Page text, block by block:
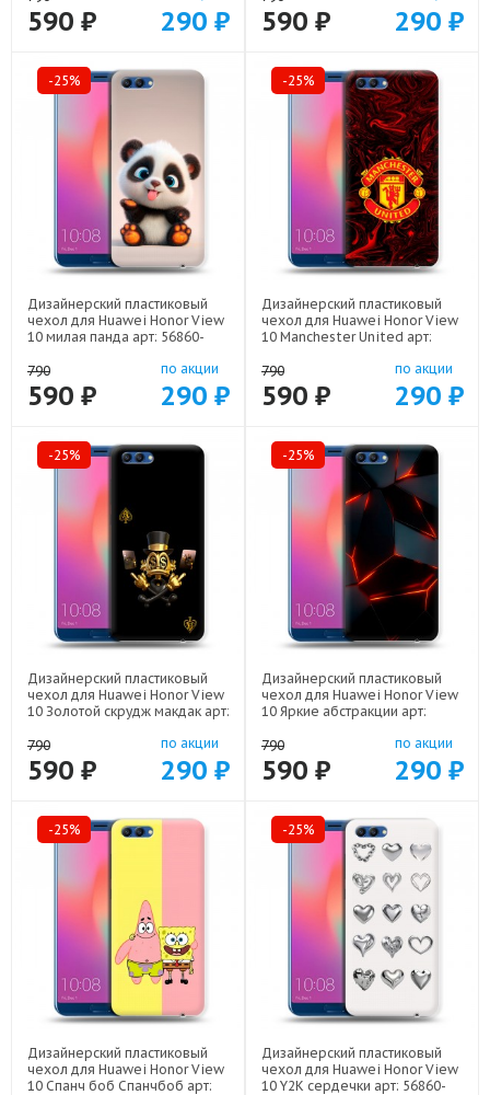
590 ₽ 290 ₽ 590 ₽ 290 ₽
-25%
Дизайнерский пластиковый
чехол для Huawei Honor View
10 милая панда арт: 56860-
790
590 ₽
по акции
290 ₽
-25%
Дизайнерский пластиковый
чехол для Huawei Honor View
10 Manchester United арт:
790
590 ₽
по акции
290 ₽
-25%
Дизайнерский пластиковый
чехол для Huawei Honor View
10 Золотой скрудж макдак арт:
790
590 ₽
по акции
290 ₽
-25%
Дизайнерский пластиковый
чехол для Huawei Honor View
10 Яркие абстракции арт:
790
590 ₽
по акции
290 ₽
-25%
Дизайнерский пластиковый
чехол для Huawei Honor View
10 Спанч боб Спанчбоб арт:
-25%
Дизайнерский пластиковый
чехол для Huawei Honor View
10 Y2K сердечки арт: 56860-